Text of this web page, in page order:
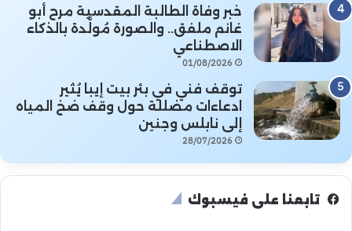
خبر وفاة الطالبة المقدسية مرح أبو
غانم ملفق.. والصورة مُولَّدة بالذكاء
الاصطناعي
01/08/2026
توقف فني في بئر بيت إيبا يُثير
ادعاءات مضللة حول وقف ضخ المياه
إلى نابلس وجنين
28/07/2026
تابعنا على فيسبوك